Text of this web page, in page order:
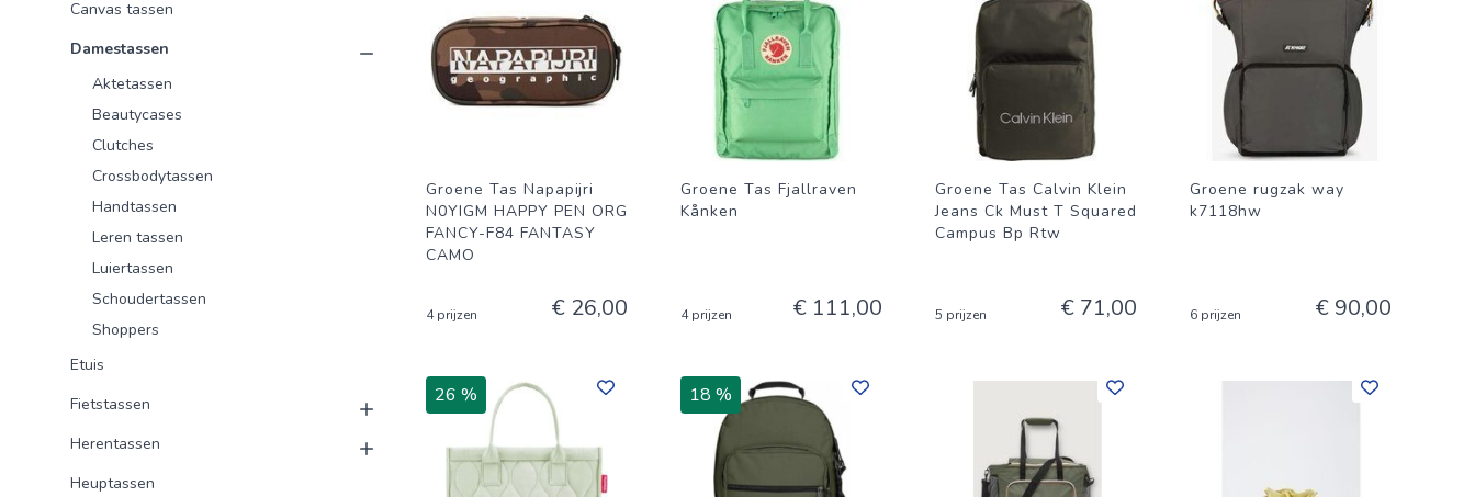
Canvas tassen
Damestassen
Aktetassen
Beautycases
Clutches
Crossbodytassen
Handtassen
Leren tassen
Luiertassen
Schoudertassen
Shoppers
Etuis
Fietstassen
Herentassen
Heuptassen
Groene Tas Napapijri
N0YIGM HAPPY PEN ORG
FANCY-F84 FANTASY
CAMO
4 prijzen € 26,00
Groene Tas Fjallraven
Kånken
4 prijzen € 111,00
Groene Tas Calvin Klein
Jeans Ck Must T Squared
Campus Bp Rtw
5 prijzen € 71,00
Groene rugzak way
k7118hw
6 prijzen € 90,00
26 % 18 %